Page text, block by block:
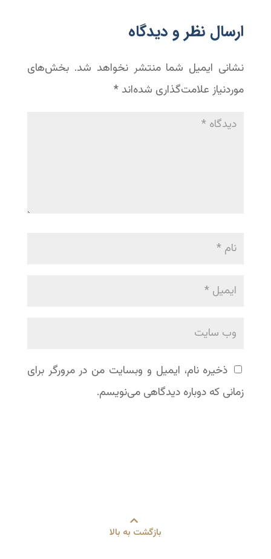
‫ارسال نظر و دیدگاه
نشانی ایمیل شما منتشر نخواهد شد. بخش‌های
موردنیاز علامت‌گذاری شده‌اند *
ذخیره نام، ایمیل و وبسایت من در مرورگر برای
زمانی که دوباره دیدگاهی می‌نویسم.
بازگشت به بالا